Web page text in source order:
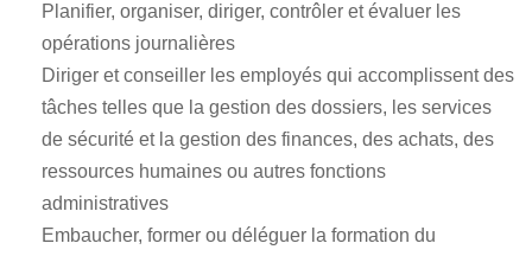
Planifier, organiser, diriger, contrôler et évaluer les
opérations journalières
Diriger et conseiller les employés qui accomplissent des
tâches telles que la gestion des dossiers, les services
de sécurité et la gestion des finances, des achats, des
ressources humaines ou autres fonctions
administratives
Embaucher, former ou déléguer la formation du